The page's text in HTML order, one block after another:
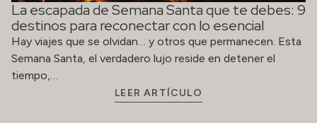
La escapada de Semana Santa que te debes: 9
destinos para reconectar con lo esencial
Hay viajes que se olvidan… y otros que permanecen. Esta
Semana Santa, el verdadero lujo reside en detener el
tiempo,…
LEER ARTÍCULO